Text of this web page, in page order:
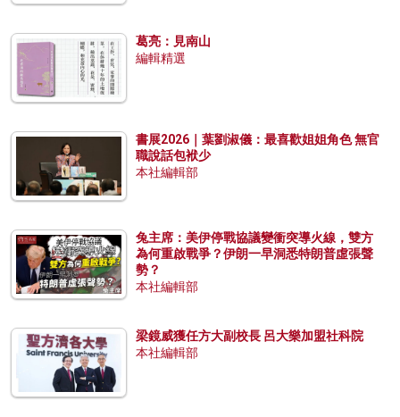
葛亮：見南山
編輯精選
書展2026｜葉劉淑儀：最喜歡姐姐角色 無官
職說話包袱少
本社編輯部
兔主席：美伊停戰協議變衝突導火線，雙方
為何重啟戰爭？伊朗一早洞悉特朗普虛張聲
勢？
本社編輯部
梁鏡威獲任方大副校長 呂大樂加盟社科院
本社編輯部